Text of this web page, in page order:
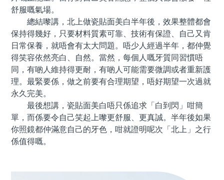
舒服嘅氣場。
總結嚟講，北上做瓷貼面美白半年後，效果整體都會
保持得幾好，只要材料質素可靠、技術有保證、自己又肯
日常保養，就唔會有太大問題。唔少人經過半年，都仲覺
得笑容依然亮白、自然。當然，每個人嘅牙質同習慣唔
同，有啲人維持得更耐，有啲人可能需要微調或者重新護
理。最緊要係，做之前要有合理期望，唔好期望一次過就
永久完美。
最後想講，瓷貼面美白唔只係追求「白到閃」咁簡
單，而係要令自己笑起上嚟更舒服、更真誠。半年後如果
你照鏡都仲滿意自己的牙色，咁就證明呢次「北上」之行
係值得嘅。